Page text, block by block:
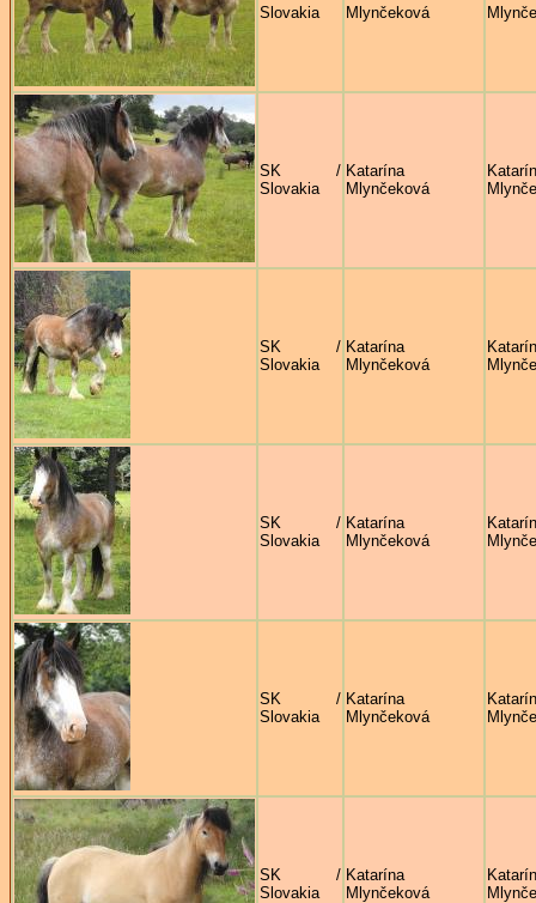
Slovakia
Mlynčeková
SK /
Slovakia
Katarína
Mlynčeková
SK /
Slovakia
Katarína
Mlynčeková
SK /
Slovakia
Katarína
Mlynčeková
SK /
Slovakia
Katarína
Mlynčeková
SK /
Slovakia
Katarína
Mlynčeková